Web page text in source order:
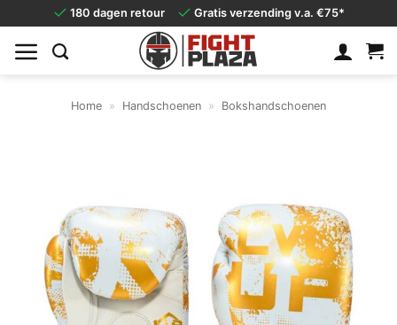
naar
inhoud
180 dagen retour Gratis verzending v.a. €75*
Home » Handschoenen » Bokshandschoenen